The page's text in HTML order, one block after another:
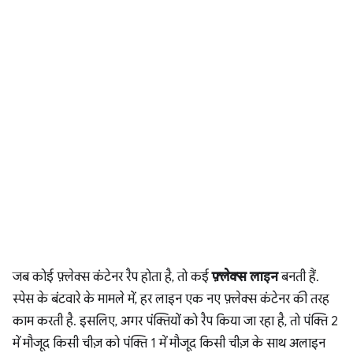
जब कोई फ़्लेक्स कंटेनर रैप होता है, तो कईफ़्लेक्स लाइनबनती हैं.
स्पेस के बंटवारे के मामले में, हर लाइन एक नए फ़्लेक्स कंटेनर की तरह
काम करती है. इसलिए, अगर पंक्तियों को रैप किया जा रहा है, तो पंक्ति 2
में मौजूद किसी चीज़ को पंक्ति 1 में मौजूद किसी चीज़ के साथ अलाइन